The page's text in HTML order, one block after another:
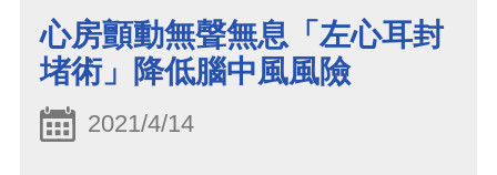
心房顫動無聲無息「左心耳封
堵術」降低腦中風風險
2021/4/14